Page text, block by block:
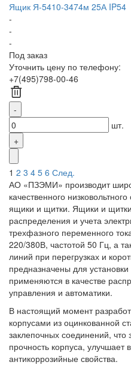
Ящик Я-5410-3474м 25А IP54
-
-
-
Под заказ
Уточнить цену по телефону:
+7(495)798-00-46
шт.
1 2 3 4 5 6 След.
АО «ПЗЭМИ» производит
качественного
ящики и щитки. Ящики и
распределения и учета
трехфазного переменного
220/380В, частотой 50 Гц, а
линий при перегрузках и
предназначены для
применяются в качестве
управления и автоматики.
В настоящий момент
корпусами из оцинкованной
заклепочных соединений,
прочность корпуса, улучшает
антикоррозийные свойства.